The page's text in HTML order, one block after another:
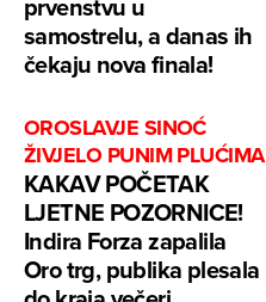
samostrelu, a danas ih
čekaju nova finala!
OROSLAVJE SINOĆ
ŽIVJELO PUNIM PLUĆIMA
KAKAV POČETAK
LJETNE POZORNICE!
Indira Forza zapalila
Oro trg, publika plesala